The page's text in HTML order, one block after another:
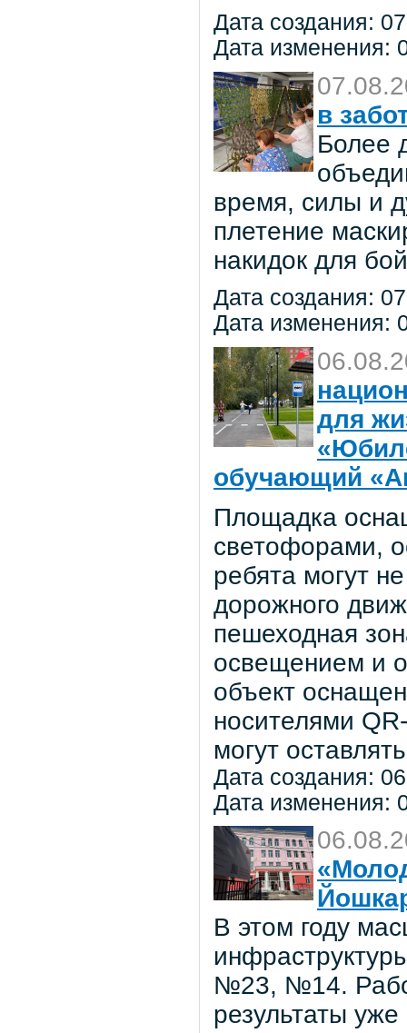
Дата создания:
Дата изменения:
в
Более
время, силы и
плетение
накидок для
Дата создания:
Дата изменения:
для
обучающий
Площадка
светофорами,
ребята могут
дорожного
пешеходная
освещением и
объект
носителями
могут
Дата создания:
Дата изменения:
В этом году
№23, №14.
результаты